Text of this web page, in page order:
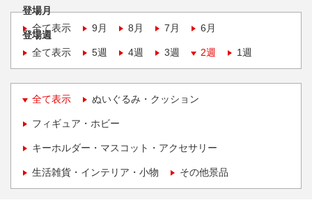
登場月
全て表示
9月 8月 7月 6月
登場週
全て表示
5週 4週 3週 2週 1週
全て表示 ぬいぐるみ・クッション
フィギュア・ホビー
キーホルダー・マスコット・アクセサリー
生活雑貨・インテリア・小物 その他景品